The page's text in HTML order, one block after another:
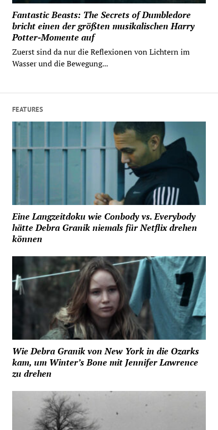
Fantastic Beasts: The Secrets of Dumbledore
bricht einen der größten musikalischen Harry
Potter-Momente auf
Zuerst sind da nur die Reflexionen von Lichtern im
Wasser und die Bewegung...
FEATURES
Eine Langzeitdoku wie Conbody vs. Everybody
hätte Debra Granik niemals für Netflix drehen
können
Wie Debra Granik von New York in die Ozarks
kam, um Winter’s Bone mit Jennifer Lawrence
zu drehen